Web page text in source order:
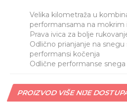
Velika kilometraža u
performansama na mokrim
Prava ivica za bolje
Odlično prianjanje na
performansi kočenja
Odlične performanse snega
PROIZVOD VIŠE NIJE